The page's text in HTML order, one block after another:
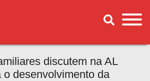
discutem na AL
o desenvolvimento da